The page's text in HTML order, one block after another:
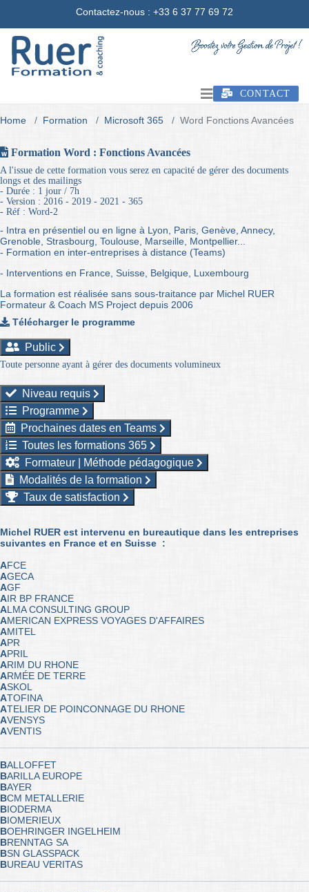
Contactez-nous : +33 6 37 77 69 72
CONTACT
Home Formation Microsoft 365 Word Fonctions Avancées
Formation Word : Fonctions Avancées
A l'issue de cette formation vous serez en capacité de gérer des documents
longs et des mailings
- Durée : 1 jour / 7h
- Version : 2016 - 2019 - 2021 - 365
- Réf : Word-2
- Intra en présentiel ou en ligne à Lyon, Paris, Genève, Annecy,
Grenoble, Strasbourg, Toulouse, Marseille, Montpellier...
- Formation en inter-entreprises à distance (Teams)
- Interventions en France, Suisse, Belgique, Luxembourg
La formation est réalisée sans sous-traitance par Michel RUER
Formateur & Coach MS Project depuis 2006
Télécharger le programme
Public
Toute personne ayant à gérer des documents volumineux
Niveau requis
Programme
Prochaines dates en Teams
Toutes les formations 365
Formateur | Méthode pédagogique
Modalités de la formation
Taux de satisfaction
Michel RUER est intervenu en bureautique dans les entreprises
suivantes en France et en Suisse :
AFCE
AGECA
AGF
AIR BP FRANCE
ALMA CONSULTING GROUP
AMERICAN EXPRESS VOYAGES D'AFFAIRES
AMITEL
APR
APRIL
ARIM DU RHONE
ARMÉE DE TERRE
ASKOL
ATOFINA
ATELIER DE POINCONNAGE DU RHONE
AVENSYS
AVENTIS
BALLOFFET
BARILLA EUROPE
BAYER
BCM METALLERIE
BIODERMA
BIOMERIEUX
BOEHRINGER INGELHEIM
BRENNTAG SA
BSN GLASSPACK
BUREAU VERITAS